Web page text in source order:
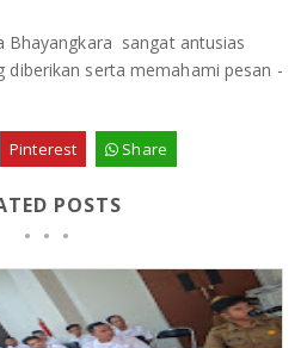
Bhayangkara sangat antusias
diberikan serta memahami pesan -
Pinterest Share
POSTS